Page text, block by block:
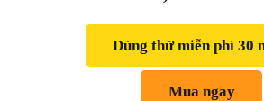
Dùng thử miễn phí 30
Mua ngay